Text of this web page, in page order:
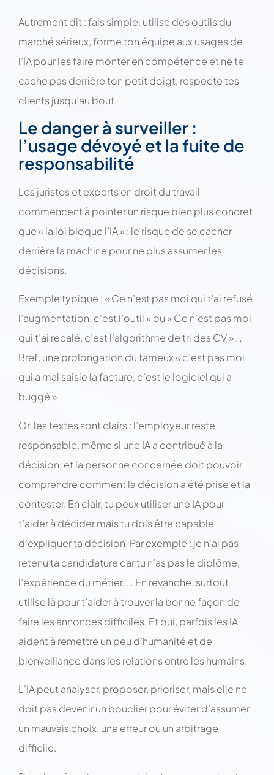
Autrement dit : fais simple, utilise des outils du
marché sérieux, forme ton équipe aux usages de
l’IA pour les faire monter en compétence et ne te
cache pas derrière ton petit doigt, respecte tes
clients jusqu’au bout.
Le danger à surveiller :
l’usage dévoyé et la fuite de
responsabilité
Les juristes et experts en droit du travail
commencent à pointer un risque bien plus concret
que « la loi bloque l’IA » : le risque de se cacher
derrière la machine pour ne plus assumer les
décisions.
Exemple typique : « Ce n’est pas moi qui t’ai refusé
l’augmentation, c’est l’outil » ou « Ce n’est pas moi
qui t’ai recalé, c’est l’algorithme de tri des CV » …
Bref, une prolongation du fameux « c’est pas moi
qui a mal saisie la facture, c’est le logiciel qui a
buggé »
Or, les textes sont clairs : l’employeur reste
responsable, même si une IA a contribué à la
décision, et la personne concernée doit pouvoir
comprendre comment la décision a été prise et la
contester. En clair, tu peux utiliser une IA pour
t’aider à décider mais tu dois être capable
d’expliquer ta décision. Par exemple : je n’ai pas
retenu ta candidature car tu n’as pas le diplôme,
l’expérience du métier, … En revanche, surtout
utilise là pour t’aider à trouver la bonne façon de
faire les annonces difficiles. Et oui, parfois les IA
aident à remettre un peu d’humanité et de
bienveillance dans les relations entre les humains.
L’IA peut analyser, proposer, prioriser, mais elle ne
doit pas devenir un bouclier pour éviter d’assumer
un mauvais choix, une erreur ou un arbitrage
difficile.